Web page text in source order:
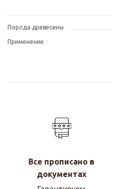
Порода древесины
Применение
Все прописано в
документах